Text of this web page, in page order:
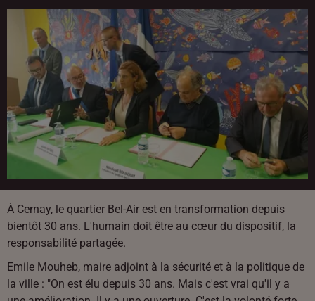
À Cernay, le quartier Bel-Air est en transformation depuis
bientôt 30 ans. L'humain doit être au cœur du dispositif, la
responsabilité partagée.
Emile Mouheb, maire adjoint à la sécurité et à la politique de
la ville : "On est élu depuis 30 ans. Mais c'est vrai qu'il y a